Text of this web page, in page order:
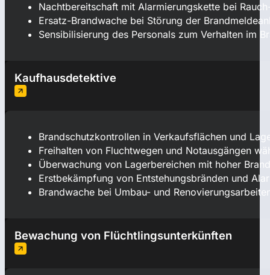
Nachtbereitschaft mit Alarmierungskette bei
Ersatz-Brandwache bei Störung der
Sensibilisierung des Personals zum Verhalten im
Kaufhausdetektive
Brandschutzkontrollen in Verkaufsflächen und
Freihalten von Fluchtwegen und Notausgängen
Überwachung von Lagerbereichen mit hoher
Erstbekämpfung von Entstehungsbränden und
Brandwache bei Umbau- und
Bewachung von Flüchtlingsunterkünften